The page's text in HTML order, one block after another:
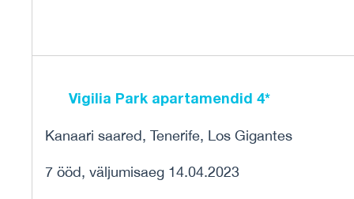
Vigilia Park apartamendid 4*
Kanaari saared, Tenerife, Los Gigantes
7 ööd, väljumisaeg 14.04.2023